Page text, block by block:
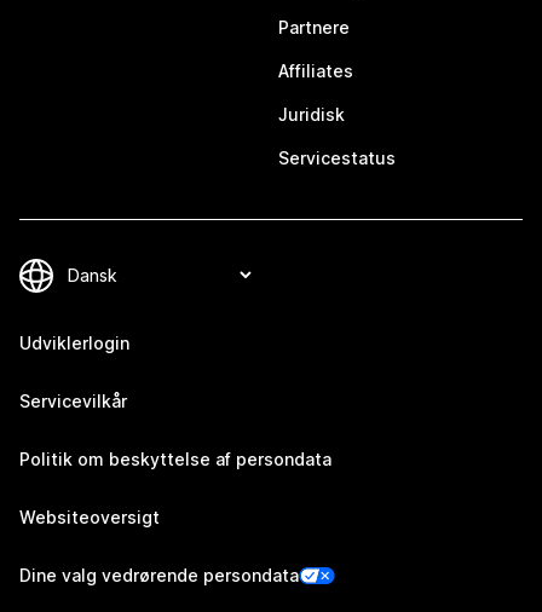
Partnere
Affiliates
Juridisk
Servicestatus
Udviklerlogin
Servicevilkår
Politik om beskyttelse af persondata
Websiteoversigt
Dine valg vedrørende persondata